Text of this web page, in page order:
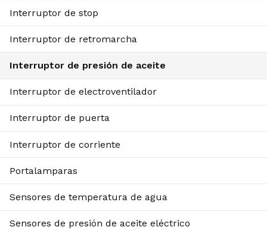
Interruptor de stop
Interruptor de retromarcha
Interruptor de presión de aceite
Interruptor de electroventilador
Interruptor de puerta
Interruptor de corriente
Portalamparas
Sensores de temperatura de agua
Sensores de presión de aceite eléctrico